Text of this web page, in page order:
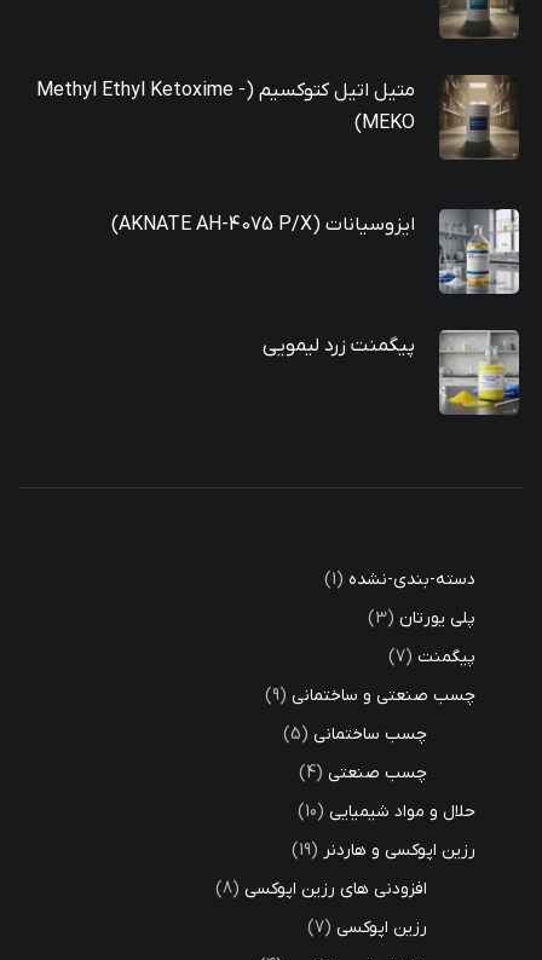
متیل اتیل کتوکسیم (Methyl Ethyl Ketoxime -
MEKO)
ایزوسیانات (AKNATE AH-4075 P/X)
پیگمنت زرد لیمویی
دسته-بندی-نشده
1
پلی یورتان 3
پیگمنت 7
چسب صنعتی و ساختمانی 9
چسب ساختمانی 5
چسب صنعتی 4
حلال و مواد شیمیایی 10
رزین اپوکسی و هاردنر
19
افزودنی های رزین اپوکسی 8
رزین اپوکسی 7